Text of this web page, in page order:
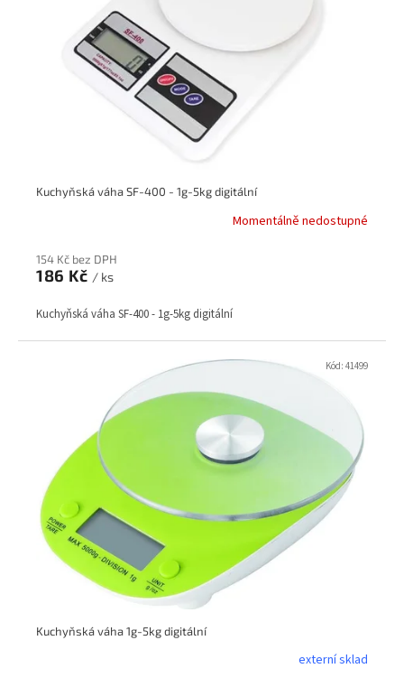
Kuchyňská váha SF-400 - 1g-5kg digitální
Momentálně nedostupné
154 Kč bez DPH
186 Kč / ks
Kuchyňská váha SF-400 - 1g-5kg digitální
Kuchyňská váha 1g-5kg digitální
externí sklad
Kód: 41499